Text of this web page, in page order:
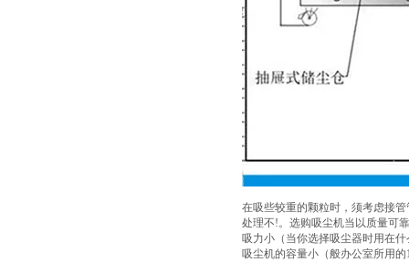
在吸些较重的颗粒时，须考虑接
处理不!。选购吸尘机当以质量可
吸力小（当你选择吸尘器时用在
吸尘机的容量小（般办公室所用